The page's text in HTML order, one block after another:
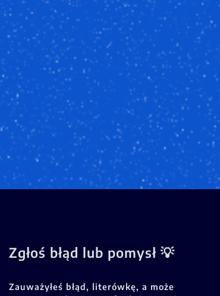
Zgłoś błąd lub pomysł 💡
Zauważyłeś błąd, literówkę, a może